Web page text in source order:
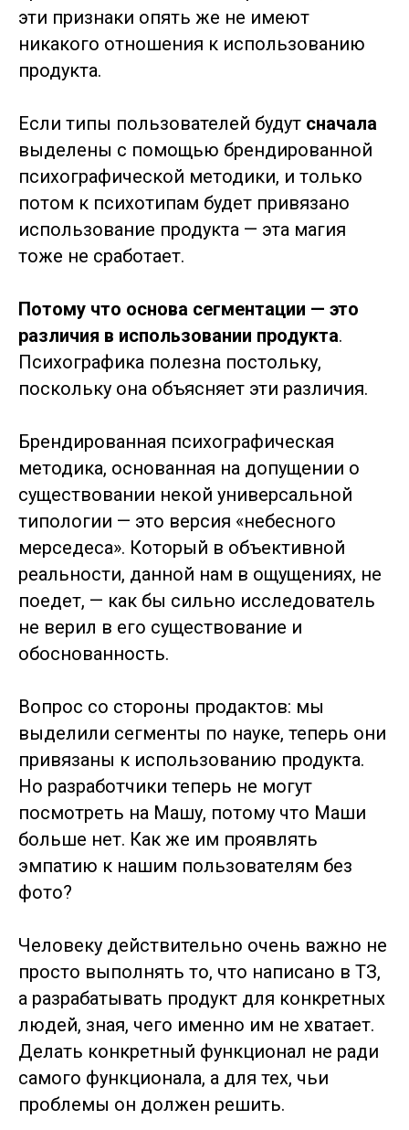
эти признаки опять же не имеют
никакого отношения к использованию
продукта.
Если типы пользователей будут сначала
выделены с помощью брендированной
психографической методики, и только
потом к психотипам будет привязано
использование продукта — эта магия
тоже не сработает.
Потому что основа сегментации — это
различия в использовании продукта.
Психографика полезна постольку,
поскольку она объясняет эти различия.
Брендированная психографическая
методика, основанная на допущении о
существовании некой универсальной
типологии — это версия «небесного
мерседеса». Который в объективной
реальности, данной нам в ощущениях, не
поедет, — как бы сильно исследователь
не верил в его существование и
обоснованность.
Вопрос со стороны продактов: мы
выделили сегменты по науке, теперь они
привязаны к использованию продукта.
Но разработчики теперь не могут
посмотреть на Машу, потому что Маши
больше нет. Как же им проявлять
эмпатию к нашим пользователям без
фото?
Человеку действительно очень важно не
просто выполнять то, что написано в ТЗ,
а разрабатывать продукт для конкретных
людей, зная, чего именно им не хватает.
Делать конкретный функционал не ради
самого функционала, а для тех, чьи
проблемы он должен решить.